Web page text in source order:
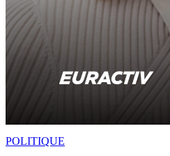
POLITIQUE